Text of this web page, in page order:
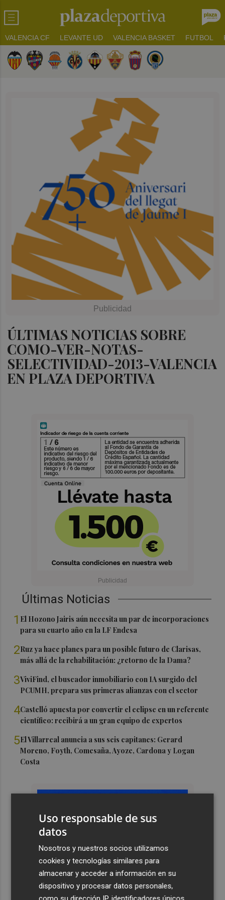
VALENCIA CF LEVANTE UD VALENCIA BASKET FUTBOL
ÚLTIMAS NOTICIAS SOBRE
COMO-VER-NOTAS-
SELECTIVIDAD-2013-VALENCIA
EN PLAZA DEPORTIVA
Últimas Noticias
1 El Hozono Jairis aún necesita un par de incorporaciones
para su cuarto año en la LF Endesa
2Ruz ya hace planes para un posible futuro de Clarisas,
más allá de la rehabilitación: ¿retorno de la Dama?
3ViviFind, el buscador inmobiliario con IA surgido del
PCUMH, prepara sus primeras alianzas con el sector
4Castelló apuesta por convertir el eclipse en un referente
científico: recibirá a un gran equipo de expertos
5El Villarreal anuncia a sus seis capitanes: Gerard
Moreno, Foyth, Comesaña, Ayoze, Cardona y Logan
Costa
Uso responsable de sus
datos
Nosotros y nuestros socios utilizamos
cookies y tecnologías similares para
almacenar y acceder a información en su
dispositivo y procesar datos personales,